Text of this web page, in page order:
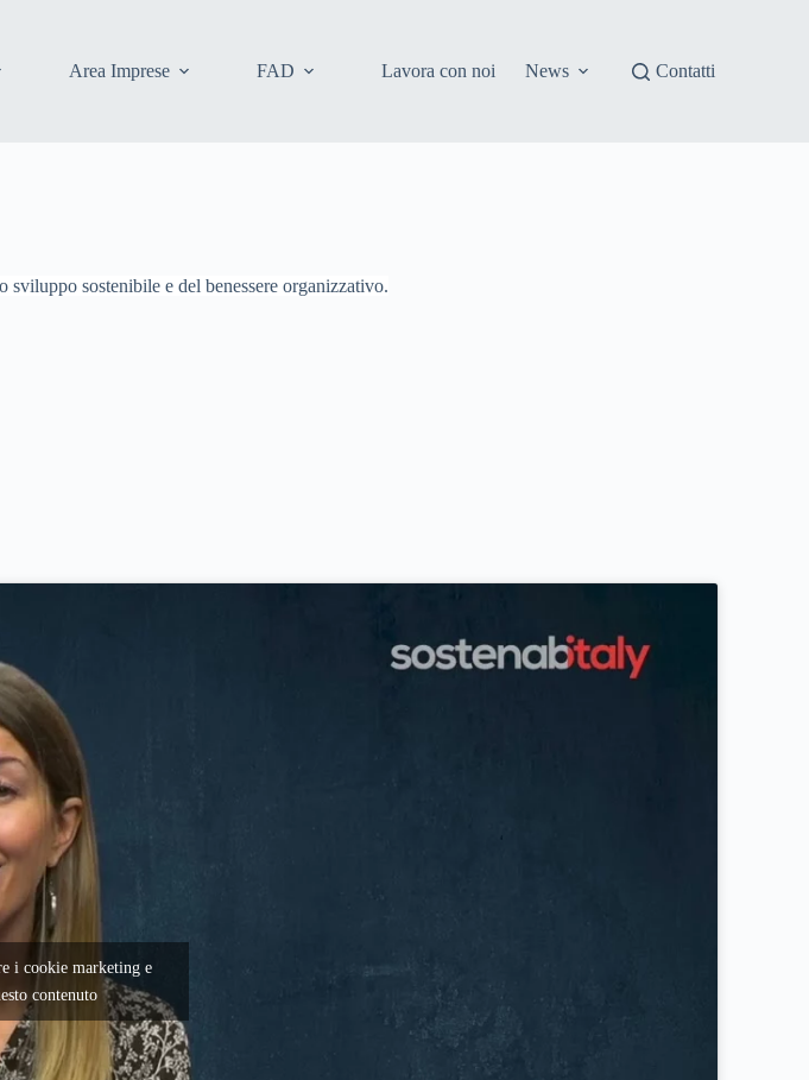
Area Imprese FAD Lavora con noi News Contatti
sostenibile e del benessere organizzativo.
i cookie marketing e
contenuto